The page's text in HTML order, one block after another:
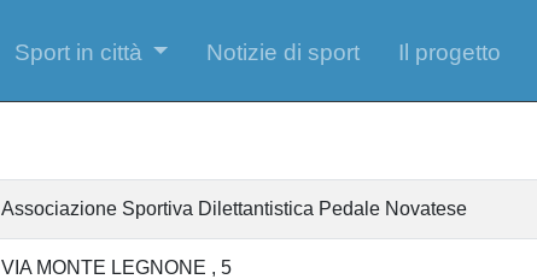
Sport in città Notizie di sport Il progetto
Associazione Sportiva Dilettantistica Pedale Novatese
VIA MONTE LEGNONE , 5